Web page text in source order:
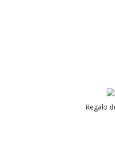
Regalo